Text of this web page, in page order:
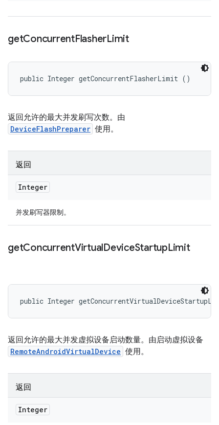
getConcurrentFlasherLimit
public Integer getConcurrentFlasherLimit ()
返回允许的最大并发刷写次数。由
DeviceFlashPreparer 使用。
返回
Integer
并发刷写器限制。
getConcurrentVirtualDeviceStartupLimit
public Integer
返回允许的最大并发虚拟设备启动数量。由启动虚拟设备
RemoteAndroidVirtualDevice 使用。
返回
Integer